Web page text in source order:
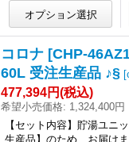
コロナ [CHP-
60L 受注生産品 ♪§ [
477,394円(税込)
希望小売価格: 1,324,400円
【セット内容】貯湯ユニ
生産品】のため、お届け